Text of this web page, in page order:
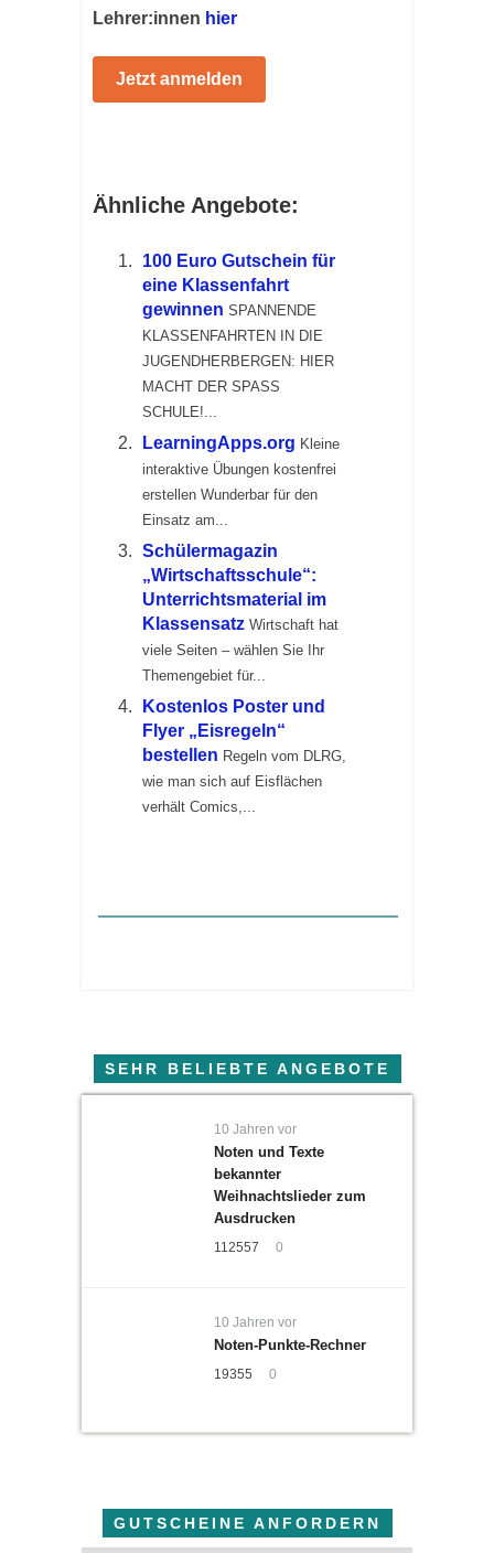
Lehrer:innen hier
Jetzt anmelden
Ähnliche Angebote:
100 Euro Gutschein für
eine Klassenfahrt
gewinnen SPANNENDE
KLASSENFAHRTEN IN DIE
JUGENDHERBERGEN: HIER
MACHT DER SPASS
SCHULE!...
LearningApps.org Kleine
interaktive Übungen kostenfrei
erstellen Wunderbar für den
Einsatz am...
Schülermagazin
„Wirtschaftsschule“:
Unterrichtsmaterial im
Klassensatz Wirtschaft hat
viele Seiten – wählen Sie Ihr
Themengebiet für...
Kostenlos Poster und
Flyer „Eisregeln“
bestellen Regeln vom DLRG,
wie man sich auf Eisflächen
verhält Comics,...
SEHR BELIEBTE ANGEBOTE
10 Jahren vor
Noten und Texte
bekannter
Weihnachtslieder zum
Ausdrucken
112557 0
10 Jahren vor
Noten-Punkte-Rechner
19355 0
GUTSCHEINE ANFORDERN